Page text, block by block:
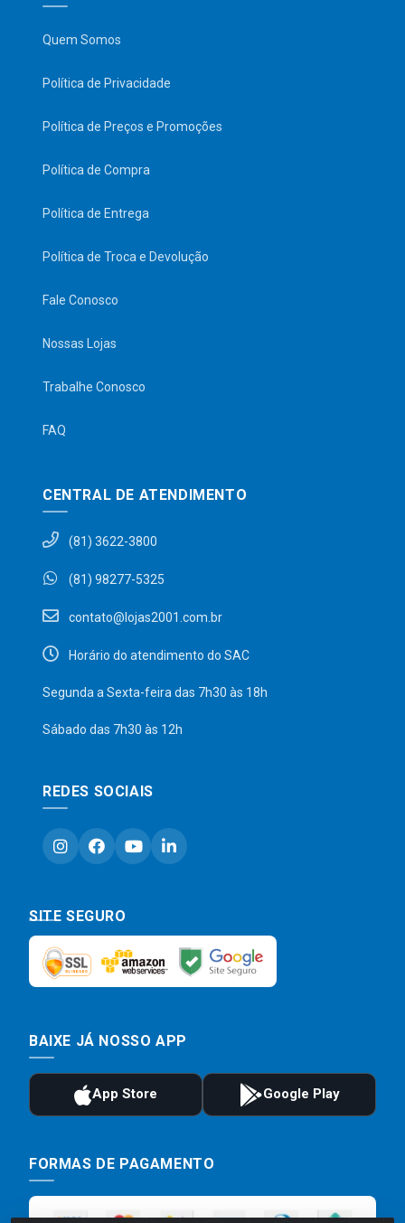
Quem Somos
Política de Privacidade
Política de Preços e Promoções
Política de Compra
Política de Entrega
Política de Troca e Devolução
Fale Conosco
Nossas Lojas
Trabalhe Conosco
FAQ
CENTRAL DE ATENDIMENTO
(81) 3622-3800
(81) 98277-5325
contato@lojas2001.com.br
Horário do atendimento do SAC
Segunda a Sexta-feira das 7h30 às 18h
Sábado das 7h30 às 12h
REDES SOCIAIS
SITE SEGURO
BAIXE JÁ NOSSO APP
FORMAS DE PAGAMENTO